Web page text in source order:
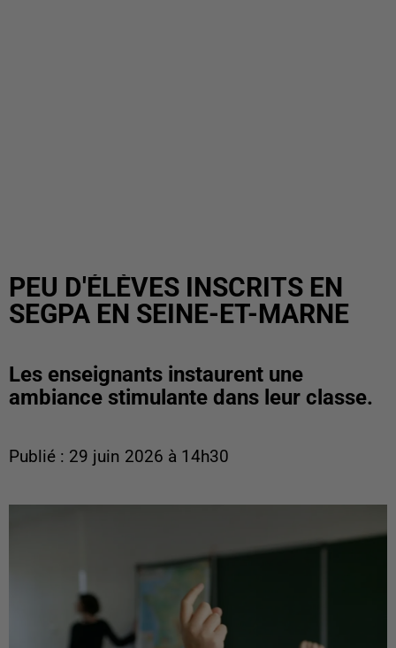
PEU D'ÉLÈVES INSCRITS EN
SEGPA EN SEINE-ET-MARNE
Les enseignants instaurent une
ambiance stimulante dans leur classe.
Publié : 29 juin 2026 à 14h30